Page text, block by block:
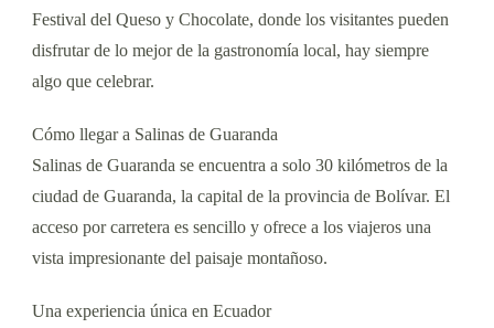
Festival del Queso y Chocolate, donde los visitantes pueden
disfrutar de lo mejor de la gastronomía local, hay siempre
algo que celebrar.
Cómo llegar a Salinas de Guaranda
Salinas de Guaranda se encuentra a solo 30 kilómetros de la
ciudad de Guaranda, la capital de la provincia de Bolívar. El
acceso por carretera es sencillo y ofrece a los viajeros una
vista impresionante del paisaje montañoso.
Una experiencia única en Ecuador